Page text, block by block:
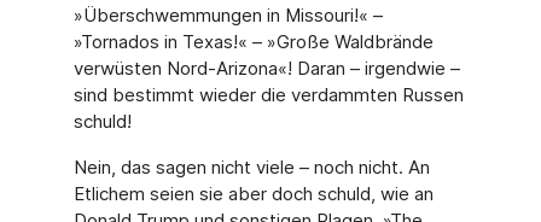
»Überschwemmungen in Missouri!« –
»Tornados in Texas!« – »Große Waldbrände
verwüsten Nord-Arizona«! Daran – irgendwie –
sind bestimmt wieder die verdammten Russen
schuld!
Nein, das sagen nicht viele – noch nicht. An
Etlichem seien sie aber doch schuld, wie an